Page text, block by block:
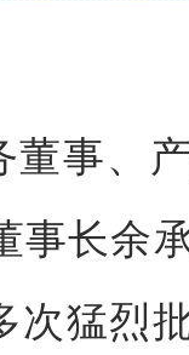
事、
事长余
次猛烈